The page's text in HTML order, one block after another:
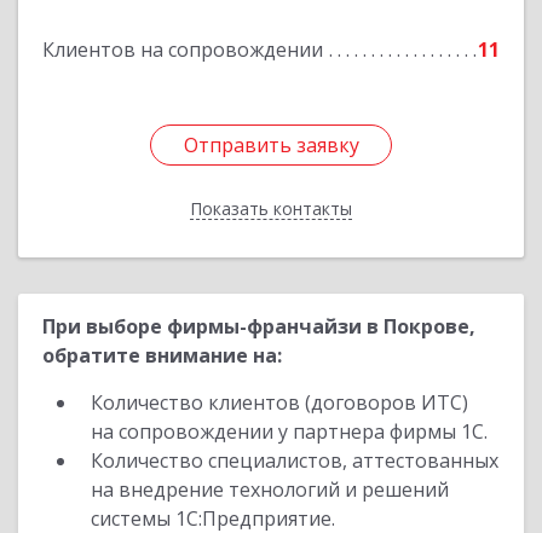
Клиентов на сопровождении 11
Отправить заявку
Показать контакты
Отправить заявку
Назад
При выборе фирмы-франчайзи в Покрове,
обратите внимание на:
Количество клиентов (договоров ИТС)
на сопровождении у партнера фирмы 1С.
Количество специалистов, аттестованных
на внедрение технологий и решений
системы 1С:Предприятие.